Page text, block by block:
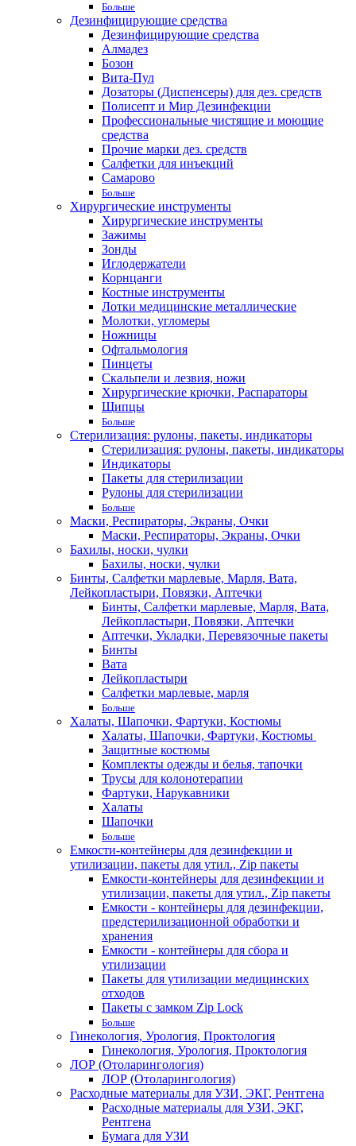
Больше
Дезинфицирующие средства
Дезинфицирующие средства
Алмадез
Бозон
Вита-Пул
Дозаторы (Диспенсеры) для дез. средств
Полисепт и Мир Дезинфекции
Профессиональные чистящие и моющие
средства
Прочие марки дез. средств
Салфетки для инъекций
Самарово
Больше
Хирургические инструменты
Хирургические инструменты
Зажимы
Зонды
Иглодержатели
Корнцанги
Костные инструменты
Лотки медицинские металлические
Молотки, угломеры
Ножницы
Офтальмология
Пинцеты
Скальпели и лезвия, ножи
Хирургические крючки, Распараторы
Щипцы
Больше
Стерилизация: рулоны, пакеты, индикаторы
Стерилизация: рулоны, пакеты, индикаторы
Индикаторы
Пакеты для стерилизации
Рулоны для стерилизации
Больше
Маски, Респираторы, Экраны, Очки
Маски, Респираторы, Экраны, Очки
Бахилы, носки, чулки
Бахилы, носки, чулки
Бинты, Салфетки марлевые, Марля, Вата,
Лейкопластыри, Повязки, Аптечки
Бинты, Салфетки марлевые, Марля, Вата,
Лейкопластыри, Повязки, Аптечки
Аптечки, Укладки, Перевязочные пакеты
Бинты
Вата
Лейкопластыри
Салфетки марлевые, марля
Больше
Халаты, Шапочки, Фартуки, Костюмы
Халаты, Шапочки, Фартуки, Костюмы
Защитные костюмы
Комплекты одежды и белья, тапочки
Трусы для колонотерапии
Фартуки, Нарукавники
Халаты
Шапочки
Больше
Емкости-контейнеры для дезинфекции и
утилизации, пакеты для утил., Zip пакеты
Емкости-контейнеры для дезинфекции и
утилизации, пакеты для утил., Zip пакеты
Емкости - контейнеры для дезинфекции,
предстерилизационной обработки и
хранения
Емкости - контейнеры для сбора и
утилизации
Пакеты для утилизации медицинских
отходов
Пакеты с замком Zip Lock
Больше
Гинекология, Урология, Проктология
Гинекология, Урология, Проктология
ЛОР (Отоларингология)
ЛОР (Отоларингология)
Расходные материалы для УЗИ, ЭКГ, Рентгена
Расходные материалы для УЗИ, ЭКГ,
Рентгена
Бумага для УЗИ